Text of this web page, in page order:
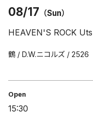
08/17 （Sun）
HEAVEN'S ROCK
鶴 / D.W.ニコルズ / 2526
Open
15:30